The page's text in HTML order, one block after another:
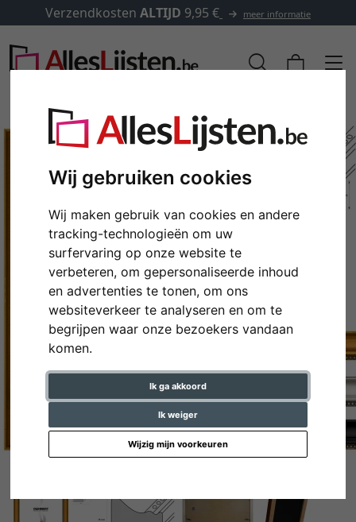
Wij gebruiken cookies
Wij maken gebruik van cookies en andere
tracking-technologieën om uw
surfervaring op onze website te
verbeteren, om gepersonaliseerde inhoud
en advertenties te tonen, om ons
websiteverkeer te analyseren en om te
begrijpen waar onze bezoekers vandaan
komen.
Ik ga akkoord
Ik weiger
Wijzig mijn voorkeuren
Verzendkosten ALTIJD 9,95 € meer informatie
Terug